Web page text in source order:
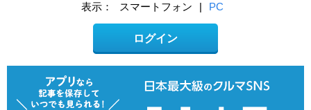
表示： スマートフォン PC
ログイン